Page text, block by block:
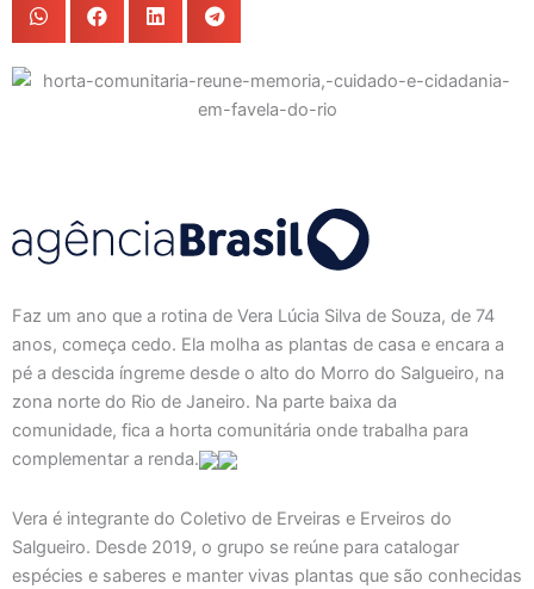
Faz um ano que a rotina de Vera Lúcia Silva de Souza, de 74
anos, começa cedo. Ela molha as plantas de casa e encara a
pé a descida íngreme desde o alto do Morro do Salgueiro, na
zona norte do Rio de Janeiro. Na parte baixa da
comunidade, fica a horta comunitária onde trabalha para
complementar a renda.
Vera é integrante do Coletivo de Erveiras e Erveiros do
Salgueiro. Desde 2019, o grupo se reúne para catalogar
espécies e saberes e manter vivas plantas que são conhecidas